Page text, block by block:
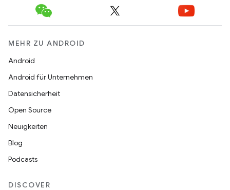
MEHR ZU ANDROID
Android
Android für Unternehmen
Datensicherheit
Open Source
Neuigkeiten
Blog
Podcasts
DISCOVER